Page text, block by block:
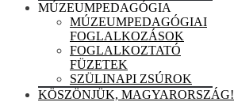
MÚZEUMPEDAGÓGIA
MÚZEUMPEDAGÓGIAI
FOGLALKOZÁSOK
FOGLALKOZTATÓ
FÜZETEK
SZÜLINAPI ZSÚROK
KÖSZÖNJÜK, MAGYARORSZÁG!